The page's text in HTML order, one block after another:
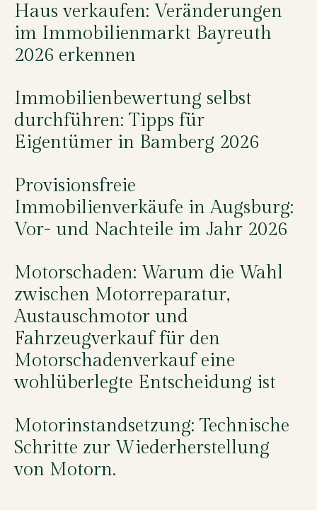
Haus verkaufen: Veränderungen
im Immobilienmarkt Bayreuth
2026 erkennen
Immobilienbewertung selbst
durchführen: Tipps für
Eigentümer in Bamberg 2026
Provisionsfreie
Immobilienverkäufe in Augsburg:
Vor- und Nachteile im Jahr 2026
Motorschaden: Warum die Wahl
zwischen Motorreparatur,
Austauschmotor und
Fahrzeugverkauf für den
Motorschadenverkauf eine
wohlüberlegte Entscheidung ist
Motorinstandsetzung: Technische
Schritte zur Wiederherstellung
von Motorn.